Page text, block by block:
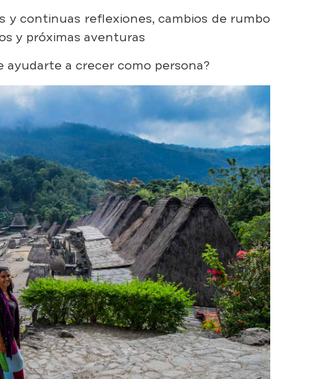
y continuas reflexiones, cambios de rumbo
y próximas aventuras
ayudarte a crecer como persona?